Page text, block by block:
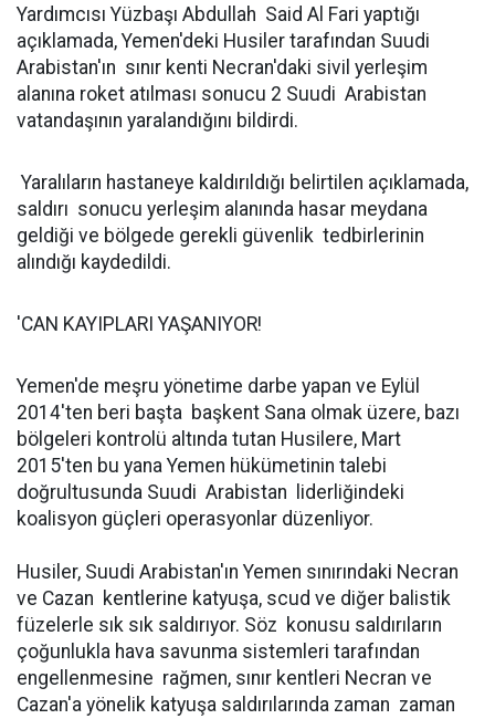
Yardımcısı Yüzbaşı Abdullah Said Al Fari yaptığı
açıklamada, Yemen'deki Husiler tarafından Suudi
Arabistan'ın sınır kenti Necran'daki sivil yerleşim
alanına roket atılması sonucu 2 Suudi Arabistan
vatandaşının yaralandığını bildirdi.
Yaralıların hastaneye kaldırıldığı belirtilen açıklamada,
saldırı sonucu yerleşim alanında hasar meydana
geldiği ve bölgede gerekli güvenlik tedbirlerinin
alındığı kaydedildi.
'CAN KAYIPLARI YAŞANIYOR!
Yemen'de meşru yönetime darbe yapan ve Eylül
2014'ten beri başta başkent Sana olmak üzere, bazı
bölgeleri kontrolü altında tutan Husilere, Mart
2015'ten bu yana Yemen hükümetinin talebi
doğrultusunda Suudi Arabistan liderliğindeki
koalisyon güçleri operasyonlar düzenliyor.
Husiler, Suudi Arabistan'ın Yemen sınırındaki Necran
ve Cazan kentlerine katyuşa, scud ve diğer balistik
füzelerle sık sık saldırıyor. Söz konusu saldırıların
çoğunlukla hava savunma sistemleri tarafından
engellenmesine rağmen, sınır kentleri Necran ve
Cazan'a yönelik katyuşa saldırılarında zaman zaman